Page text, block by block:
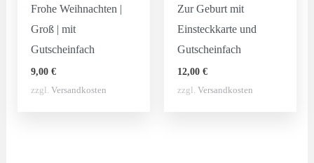
Frohe Weihnachten |
Groß | mit
Gutscheinfach
9,00 €
zzgl. Versandkosten
Zur Geburt mit
Einsteckkarte und
Gutscheinfach
12,00€
zzgl.Versandkosten